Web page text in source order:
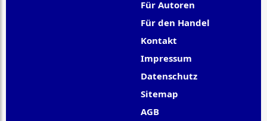
Für Autoren
Für den Handel
Kontakt
Impressum
Datenschutz
Sitemap
AGB